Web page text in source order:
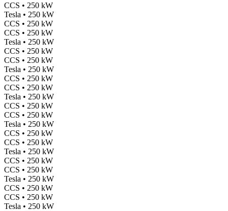
CCS • 250 kW
Tesla • 250 kW
CCS • 250 kW
CCS • 250 kW
Tesla • 250 kW
CCS • 250 kW
CCS • 250 kW
Tesla • 250 kW
CCS • 250 kW
CCS • 250 kW
Tesla • 250 kW
CCS • 250 kW
CCS • 250 kW
Tesla • 250 kW
CCS • 250 kW
CCS • 250 kW
Tesla • 250 kW
CCS • 250 kW
CCS • 250 kW
Tesla • 250 kW
CCS • 250 kW
CCS • 250 kW
Tesla • 250 kW